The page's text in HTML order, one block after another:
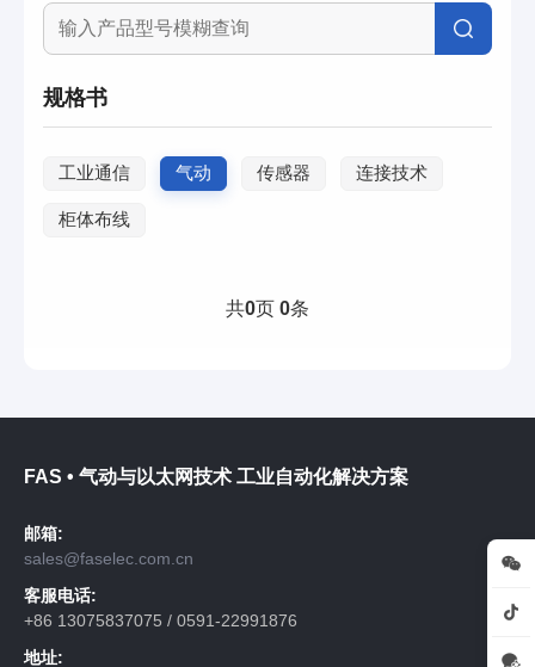
规格书
工业通信 气动 传感器 连接技术
柜体布线
共0页 0条
FAS • 气动与以太网技术 工业自动化解决方案
邮箱:
sales@faselec.com.cn
客服电话:
+86 13075837075 / 0591-22991876
地址: